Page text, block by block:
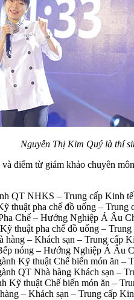
Nguyễn Thị Kim Quý là thí
điểm từ giám khảo chuyên
QT NHKS – Trung cấp Kinh
thuật pha chế đồ uống –
Chế – Hướng Nghiệp Á Âu
thuật pha chế đồ uống –
– Khách sạn – Trung cấp
nóng – Hướng Nghiệp Á Âu
Kỹ thuật Chế biến món ăn –
QT Nhà hàng Khách sạn –
Kỹ thuật Chế biến món ăn –
– Khách sạn – Trung cấp